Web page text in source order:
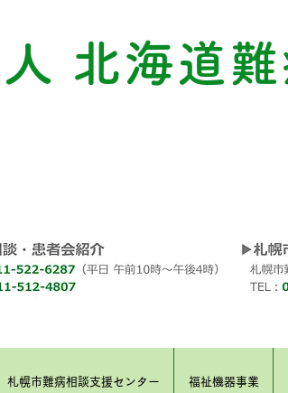
北海道難
札幌市難病相談支援センター 福祉機器事業